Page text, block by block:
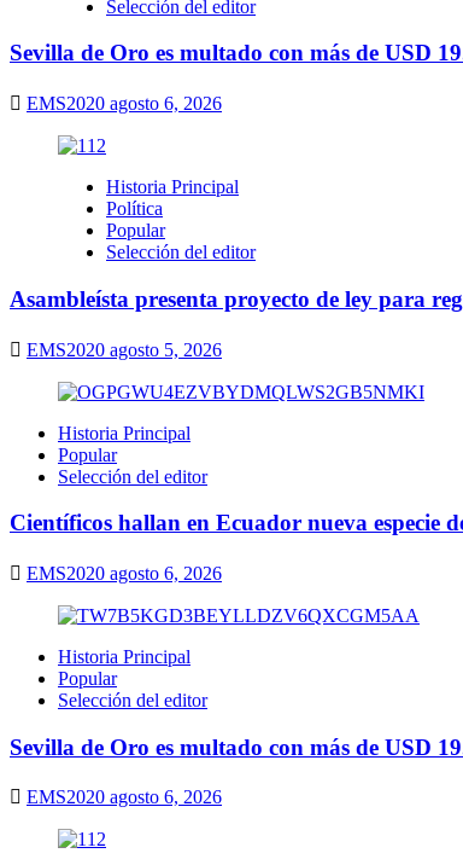
Selección del editor
Sevilla de Oro es multado con más de USD
EMS2020 agosto 6, 2026
Historia Principal
Política
Popular
Selección del editor
Asambleísta presenta proyecto de ley para
EMS2020 agosto 5, 2026
Historia Principal
Popular
Selección del editor
Científicos hallan en Ecuador nueva especie
EMS2020 agosto 6, 2026
Historia Principal
Popular
Selección del editor
Sevilla de Oro es multado con más de USD
EMS2020 agosto 6, 2026